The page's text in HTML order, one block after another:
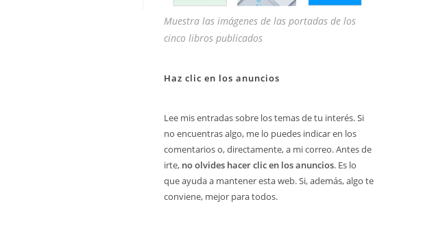
Muestra las imágenes de las portadas de los
cinco libros publicados
Haz clic en los anuncios
Lee mis entradas sobre los temas de tu interés. Si
no encuentras algo, me lo puedes indicar en los
comentarios o, directamente, a mi correo. Antes de
irte, no olvides hacer clic en los anuncios. Es lo
que ayuda a mantener esta web. Si, además, algo te
conviene, mejor para todos.